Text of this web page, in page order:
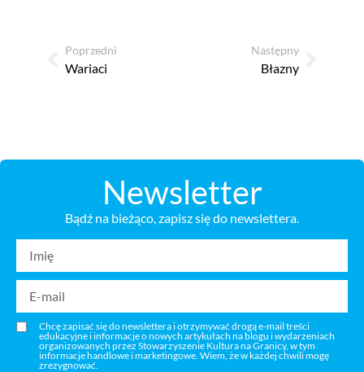
Poprzedni
Wariaci
Następny
Błazny
Newsletter
Bądź na bieżąco, zapisz się do newslettera.
Chcę zapisać się do newslettera i otrzymywać drogą e-mail treści
edukacyjne i informacje o nowych artykułach na blogu i wydarzeniach
organizowanych przez Stowarzyszenie Kultura na Granicy, w tym
informacje handlowe i marketingowe. Wiem, że w każdej chwili mogę
zrezygnować.